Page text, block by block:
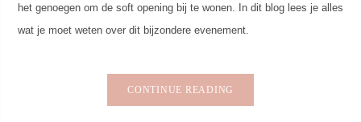
het genoegen om de soft opening bij te wonen. In dit blog lees je alles
wat je moet weten over dit bijzondere evenement.
CONTINUE READING